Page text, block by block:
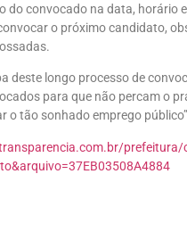
do convocado na data, horário
o próximo candidato,
deste longo processo de
para que não percam o
o tão sonhado emprego